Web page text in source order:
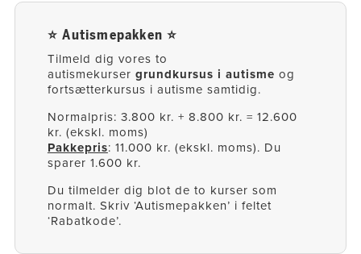
⭐ Autismepakken ⭐
Tilmeld dig vores to
autismekurser grundkursus i autisme og
fortsætterkursus i autisme samtidig.
Normalpris: 3.800 kr. + 8.800 kr. = 12.600
kr. (ekskl. moms)
Pakkepris: 11.000 kr. (ekskl. moms). Du
sparer 1.600 kr.
Du tilmelder dig blot de to kurser som
normalt. Skriv ‘Autismepakken’ i feltet
‘Rabatkode’.